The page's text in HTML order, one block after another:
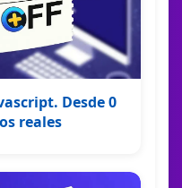
Desde 0
reales